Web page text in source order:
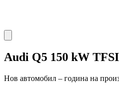
Audi Q5 150 kW
Нов автомобил – година на